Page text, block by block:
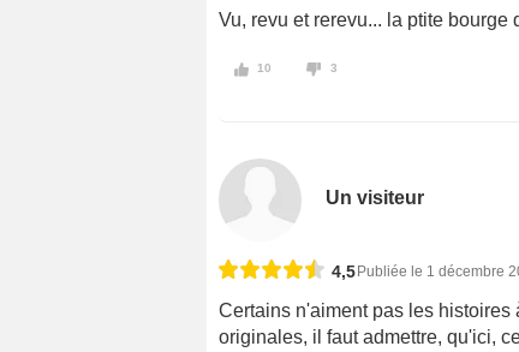
Vu, revu et rerevu... la ptite
10 3
Un visiteur
4,5 Publiée le 1 décembre
Certains n'aiment pas les histoires
originales, il faut admettre, qu'ici,